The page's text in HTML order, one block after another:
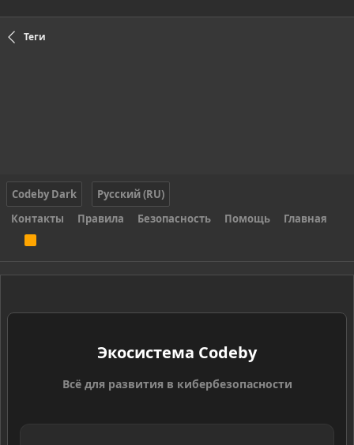
Теги
Codeby Dark
Русский (RU)
Контакты
Правила Безопасность Помощь Главная
S
Экосистема Codeby
Всё для развития в кибербезопасности